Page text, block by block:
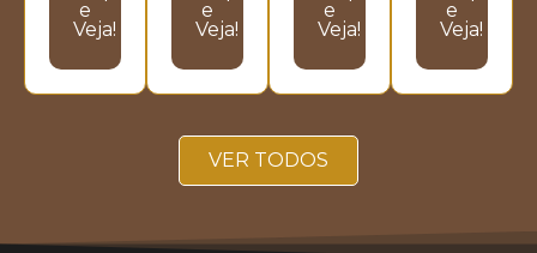
e
Veja!
e
Veja!
e
Veja!
e
Veja!
VER TODOS